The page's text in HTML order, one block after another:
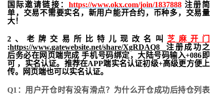
国际邀请链接： https://www.okx.com/join/1837888注册简
单，交易不需要实名，新用户能开合约， 币种多，交易量
大！
2、老牌交易所比特儿现改名叫 芝麻开门
:https://www.gatewebsite.net/share/XgRDAQ8 注册成功之
后务必在网页端完成 手机号码绑定，大陆号码输入+086即
可 ，实名认证。推荐在APP端实名认证初级+高级更方便上
传。网页端也可以实名认证。
Q1：用户开仓时有没有滑点？为什么开仓成功后持仓列表